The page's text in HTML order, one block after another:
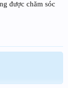
được chăm sóc